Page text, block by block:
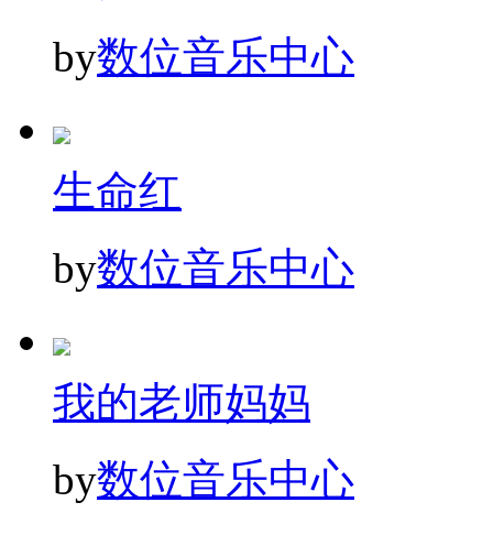
by数位音乐中心
生命红
by数位音乐中心
我的老师妈妈
by数位音乐中心